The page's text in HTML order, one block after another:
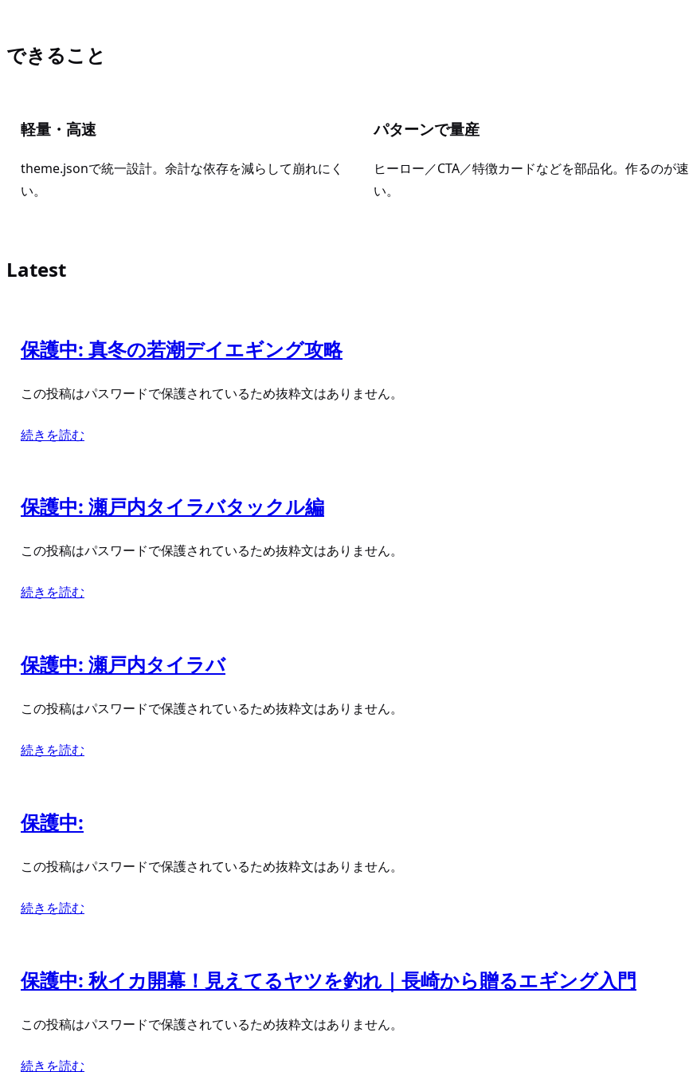
できること
軽量・高速
theme.jsonで統一設計。余計な依存を減らして崩れにく
い。
パターンで量産
ヒーロー／CTA／特徴カードなどを部品化。作るのが速
い。
Latest
保護中: 真冬の若潮デイエギング攻略
この投稿はパスワードで保護されているため抜粋文はありません。
続きを読む
保護中: 瀬戸内タイラバタックル編
この投稿はパスワードで保護されているため抜粋文はありません。
続きを読む
保護中: 瀬戸内タイラバ
この投稿はパスワードで保護されているため抜粋文はありません。
続きを読む
保護中:
この投稿はパスワードで保護されているため抜粋文はありません。
続きを読む
保護中: 秋イカ開幕！見えてるヤツを釣れ｜長崎から贈るエギング入門
この投稿はパスワードで保護されているため抜粋文はありません。
続きを読む